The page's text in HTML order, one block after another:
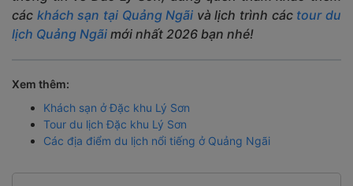
các khách sạn tại Quảng Ngãi và lịch trình các tour du
lịch Quảng Ngãi mới nhất 2026 bạn nhé!
Xem thêm:
Khách sạn ở Đặc khu Lý Sơn
Tour du lịch Đặc khu Lý Sơn
Các địa điểm du lịch nổi tiếng ở Quảng Ngãi